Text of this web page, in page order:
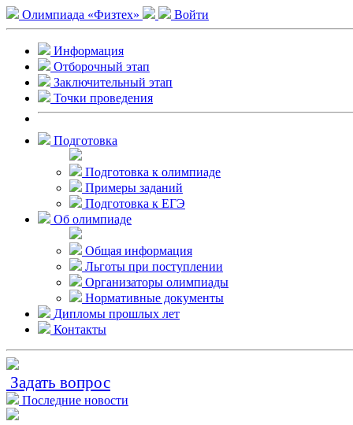
Олимпиада «Физтех» Войти
Информация
Отборочный этап
Заключительный этап
Точки проведения
Подготовка
Подготовка к олимпиаде
Примеры заданий
Подготовка к ЕГЭ
Об олимпиаде
Общая информация
Льготы при поступлении
Организаторы олимпиады
Нормативные документы
Дипломы прошлых лет
Контакты
Задать вопрос
Последние новости